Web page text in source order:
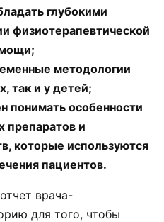
глубокими
физиотерапевтической
методологии
так и у детей;
понимать особенности
препаратов и
которые используются
пациентов.
врача-
для того, чтобы